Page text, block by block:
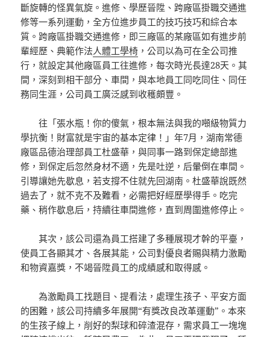
斷旋轉的怪異氣旋。進修、學歷晉陞、跨廠區掛職交通進
修等一系列運動，全方位進步員工的技巧技巧和綜合本
質。跨廠區掛職交通進修，即三廠區的某廠區如有進步前
輩經歷、典範作法人體工學椅 ，公司以為可在全公司推
行，就設定其他廠區員工往進修，每次時光長達28天。其
間，深刻到相干部分、車間，與本地員工同吃同住、同任
務同生涯，公司員工廣泛感到收穫頗豐。
往「張水瓶！你的傻氣，根本無法與我的噸級物質力
學抗衡！財富就是宇宙的基本定律！」年7月，湖南常德
廠區品德治理部員工杜盛華，與同事一路到保定總部進
修，到保定后忽然身材不適，先是吐逆，后暈倒在車間。
引導讓她先歇息，若支撐不住就先回湖南。杜盛華說既然
過去了，就不克不及難看，必需把好經歷學得手。吃完
藥、稍作歇息后，持續往車間進修，直到周圍進修停止。
其次，該公司還為員工搭建了多種展現才幹的平臺，
使員工各顯其才、各展其能，公司對優良者賜與精力激勵
和物資嘉獎，不竭晉陞員工的成績感和取得感。
為激勵員工找題目、提看法，處理生孩子、平安方面
的困難，該公司持續多年展開“有獎改良改革運動”。本來
的生孩子線上，削好的梨球和碎渣混存，需求員工一塊塊